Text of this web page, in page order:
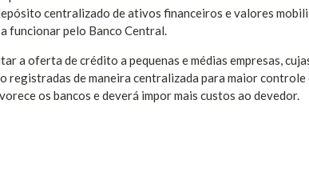
centralizado de ativos financeiros e valores
funcionar pelo Banco Central.
a oferta de crédito a pequenas e médias empresas,
registradas de maneira centralizada para maior controle
os bancos e deverá impor mais custos ao devedor.